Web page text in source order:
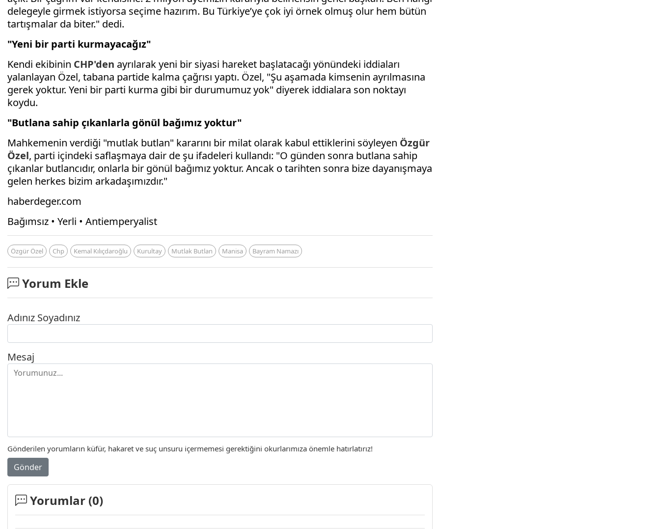
delegeyle girmek istiyorsa seçime hazırım. Bu Türkiye’ye çok iyi örnek olmuş olur hem bütün
tartışmalar da biter." dedi.
"Yeni bir parti kurmayacağız"
Kendi ekibinin CHP'den ayrılarak yeni bir siyasi hareket başlatacağı yönündeki iddiaları
yalanlayan Özel, tabana partide kalma çağrısı yaptı. Özel, "Şu aşamada kimsenin ayrılmasına
gerek yoktur. Yeni bir parti kurma gibi bir durumumuz yok" diyerek iddialara son noktayı
koydu.
"Butlana sahip çıkanlarla gönül bağımız yoktur"
Mahkemenin verdiği "mutlak butlan" kararını bir milat olarak kabul ettiklerini söyleyen Özgür
Özel, parti içindeki saflaşmaya dair de şu ifadeleri kullandı: "O günden sonra butlana sahip
çıkanlar butlancıdır, onlarla bir gönül bağımız yoktur. Ancak o tarihten sonra bize dayanışmaya
gelen herkes bizim arkadaşımızdır."
haberdeger.com
Bağımsız • Yerli • Antiemperyalist
Özgür Özel Chp Kemal Kılıçdaroğlu Kurultay Mutlak Butlan Manisa Bayram Namazı
Yorum Ekle
Adınız Soyadınız
Mesaj
Gönderilen yorumların küfür, hakaret ve suç unsuru içermemesi gerektiğini okurlarımıza önemle hatırlatırız!
Gönder
Yorumlar (0)